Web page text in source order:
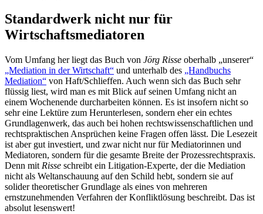
Standardwerk nicht nur für
Wirtschaftsmediatoren
Vom Umfang her liegt das Buch von Jörg Risse oberhalb „unserer“
„Mediation in der Wirtschaft“ und unterhalb des „Handbuchs
Mediation“ von Haft/Schlieffen. Auch wenn sich das Buch sehr
flüssig liest, wird man es mit Blick auf seinen Umfang nicht an
einem Wochenende durcharbeiten können. Es ist insofern nicht so
sehr eine Lektüre zum Herunterlesen, sondern eher ein echtes
Grundlagenwerk, das auch bei hohen rechtswissenschaftlichen und
rechtspraktischen Ansprüchen keine Fragen offen lässt. Die Lesezeit
ist aber gut investiert, und zwar nicht nur für Mediatorinnen und
Mediatoren, sondern für die gesamte Breite der Prozessrechtspraxis.
Denn mit Risse schreibt ein Litigation-Experte, der die Mediation
nicht als Weltanschauung auf den Schild hebt, sondern sie auf
solider theoretischer Grundlage als eines von mehreren
ernstzunehmenden Verfahren der Konfliktlösung beschreibt. Das ist
absolut lesenswert!